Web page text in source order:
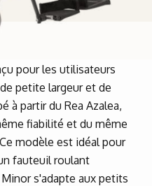
pour les utilisateurs
petite largeur et de
à partir du Rea Azalea,
fiabilité et du même
modèle est idéal pour
fauteuil roulant
s'adapte aux petits